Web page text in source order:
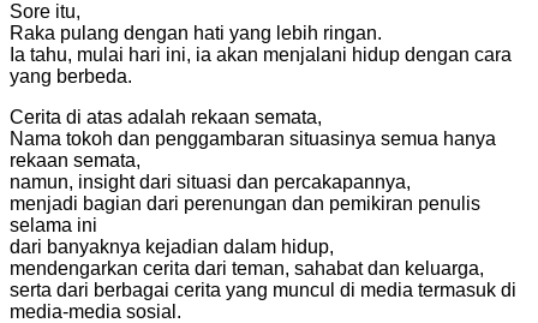
Sore itu,
Raka pulang dengan hati yang lebih ringan.
Ia tahu, mulai hari ini, ia akan menjalani hidup dengan cara
yang berbeda.
Cerita di atas adalah rekaan semata,
Nama tokoh dan penggambaran situasinya semua hanya
rekaan semata,
namun, insight dari situasi dan percakapannya,
menjadi bagian dari perenungan dan pemikiran penulis
selama ini
dari banyaknya kejadian dalam hidup,
mendengarkan cerita dari teman, sahabat dan keluarga,
serta dari berbagai cerita yang muncul di media termasuk di
media-media sosial.